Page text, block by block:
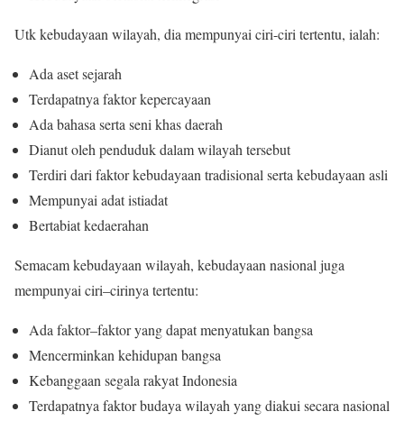
Utk kebudayaan wilayah, dia mempunyai ciri-ciri tertentu, ialah:
Ada aset sejarah
Terdapatnya faktor kepercayaan
Ada bahasa serta seni khas daerah
Dianut oleh penduduk dalam wilayah tersebut
Terdiri dari faktor kebudayaan tradisional serta kebudayaan asli
Mempunyai adat istiadat
Bertabiat kedaerahan
Semacam kebudayaan wilayah, kebudayaan nasional juga
mempunyai ciri–cirinya tertentu:
Ada faktor–faktor yang dapat menyatukan bangsa
Mencerminkan kehidupan bangsa
Kebanggaan segala rakyat Indonesia
Terdapatnya faktor budaya wilayah yang diakui secara nasional